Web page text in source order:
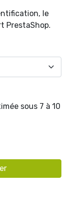
le
PrestaShop.
sous 7 à 10